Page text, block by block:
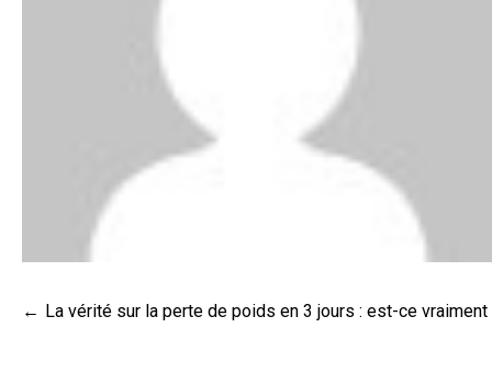
Navigation
La vérité sur la perte de poids en 3 jours : est-ce